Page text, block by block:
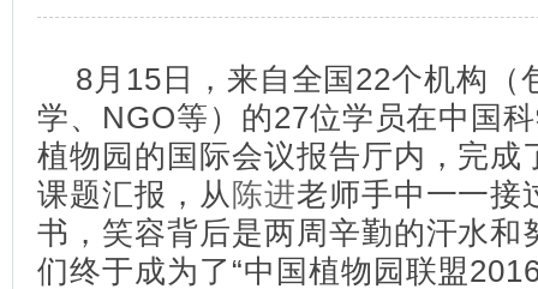
8月15日，来自全国22个机构（
学、NGO等）的27位学员在中国
植物园的国际会议报告厅内，完成
课题汇报，从 陈进老师手中一一接
书，笑容背后是两周辛勤的汗水和
们终于成为了“中国植物园联盟